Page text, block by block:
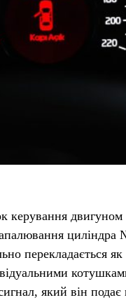
двигуном
циліндра
перекладається як
який він